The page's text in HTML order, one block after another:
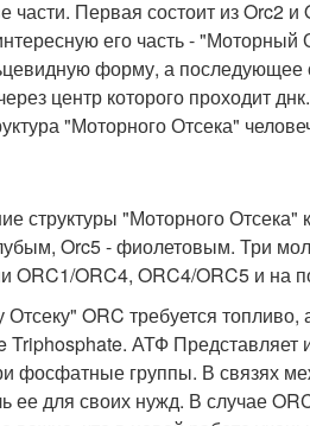
части. Первая состоит из Orc2
его часть - "Моторный
форму, а
центр которого проходит днк.
"Моторного Отсека"
структуры "Моторного Отсека"
Orc5 - фиолетовым. Три
ORC1/ORC4, ORC4/ORC5 и на
ORC требуется топливо,
АТФ Представляет
фосфатные группы. В связях
ее для своих нужд. В случае